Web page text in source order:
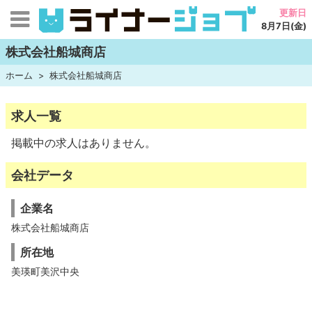
更新日
8月7日(金)
株式会社船城商店
ホーム 株式会社船城商店
求人一覧
掲載中の求人はありません。
会社データ
企業名
株式会社船城商店
所在地
美瑛町美沢中央